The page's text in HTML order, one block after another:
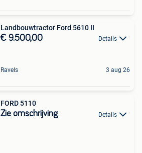
Landbouwtractor Ford 5610 II
€ 9.500,00 Details
Ravels 3 aug 26
FORD 5110
Zie omschrijving Details